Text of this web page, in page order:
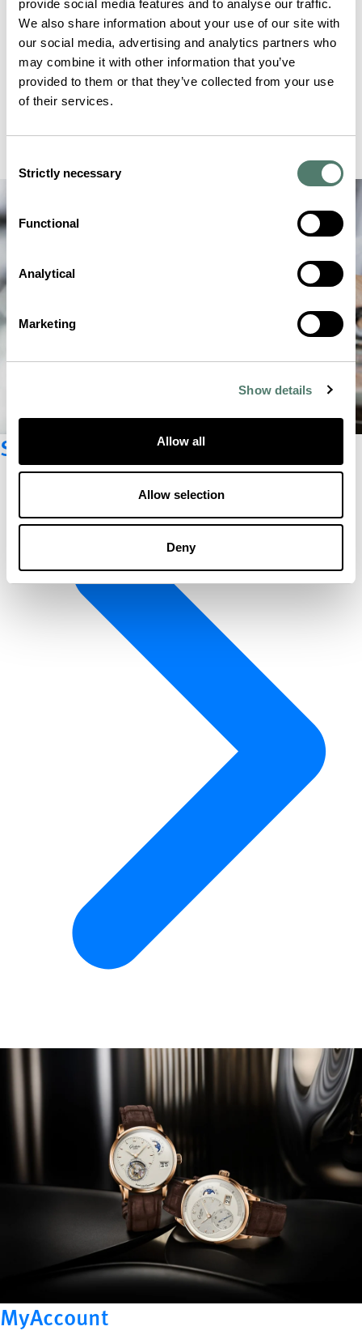
provide social media features and to analyse our traffic.
We also share information about your use of our site with
our social media, advertising and analytics partners who
may combine it with other information that you’ve
provided to them or that they’ve collected from your use
of their services.
Selection
Strictly necessary
Functional
Analytical
Marketing
Show details
Allow all
Allow selection
Deny
Suscríbete al boletín
MyAccount